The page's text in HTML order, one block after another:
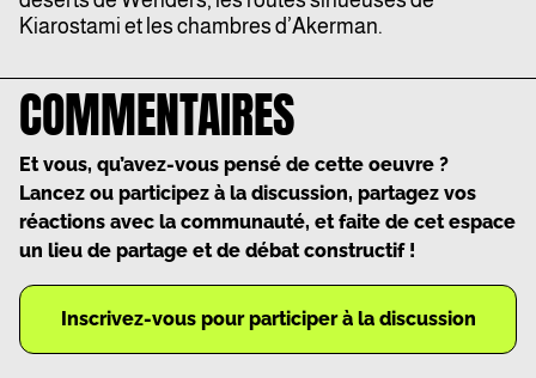
Kiarostami et les chambres d’Akerman.
COMMENTAIRES
Et vous, qu’avez-vous pensé de cette oeuvre ?
Lancez ou participez à la discussion, partagez vos
réactions avec la communauté, et faite de cet espace
un lieu de partage et de débat constructif !
Inscrivez-vous pour participer à la discussion